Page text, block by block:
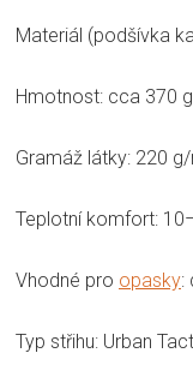
Materiál (podšívka
Hmotnost: cca 370
Gramáž látky: 220 g/
Teplotní komfort:
Vhodné pro opasky:
Typ střihu: Urban